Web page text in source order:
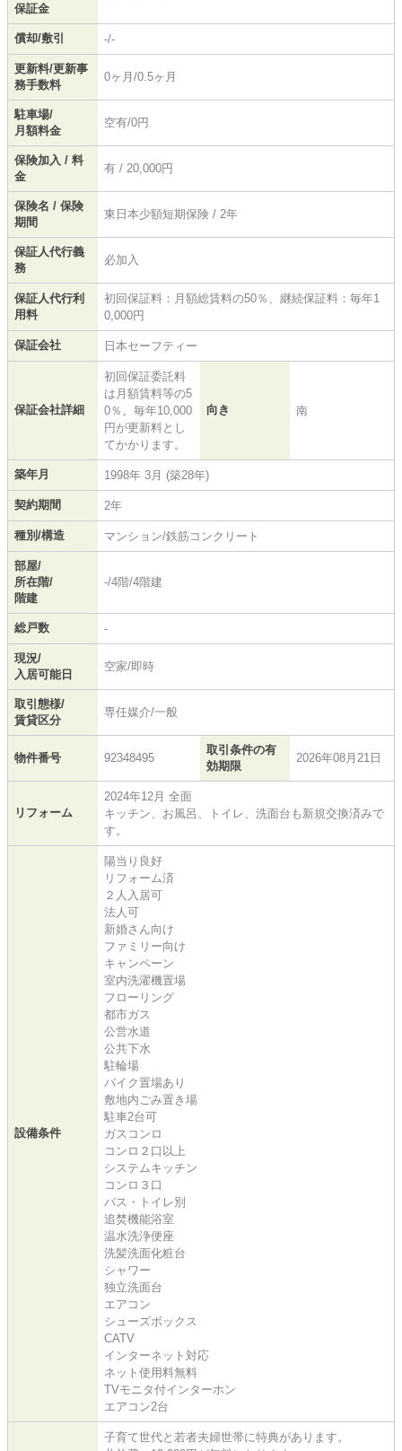
保証金
償却/敷引 -/-
更新料/更新事
務手数料
0ヶ月/0.5ヶ月
駐車場/
月額料金
空有/0円
保険加入 / 料
金
有 / 20,000円
保険名 / 保険
期間
東日本少額短期保険 / 2年
保証人代行義
務
必加入
保証人代行利
用料
初回保証料：月額総賃料の50％、継続保証料：毎年1
0,000円
保証会社 日本セーフティー
保証会社詳細
初回保証委託料
は月額賃料等の5
0％。毎年10,000
円が更新料とし
てかかります。
向き 南
築年月 1998年 3月 (築28年)
契約期間 2年
種別/構造 マンション/鉄筋コンクリート
部屋/
所在階/
階建
-/4階/4階建
総戸数 -
現況/
入居可能日
空家/即時
取引態様/
賃貸区分
専任媒介/一般
物件番号 92348495
取引条件の有
効期限
2026年08月21日
リフォーム
2024年12月 全面
キッチン、お風呂、トイレ、洗面台も新規交換済みで
す。
設備条件
陽当り良好
リフォーム済
２人入居可
法人可
新婚さん向け
ファミリー向け
キャンペーン
室内洗濯機置場
フローリング
都市ガス
公営水道
公共下水
駐輪場
バイク置場あり
敷地内ごみ置き場
駐車2台可
ガスコンロ
コンロ２口以上
システムキッチン
コンロ３口
バス・トイレ別
追焚機能浴室
温水洗浄便座
洗髪洗面化粧台
シャワー
独立洗面台
エアコン
シューズボックス
CATV
インターネット対応
ネット使用料無料
TVモニタ付インターホン
エアコン2台
子育て世代と若者夫婦世帯に特典があります。